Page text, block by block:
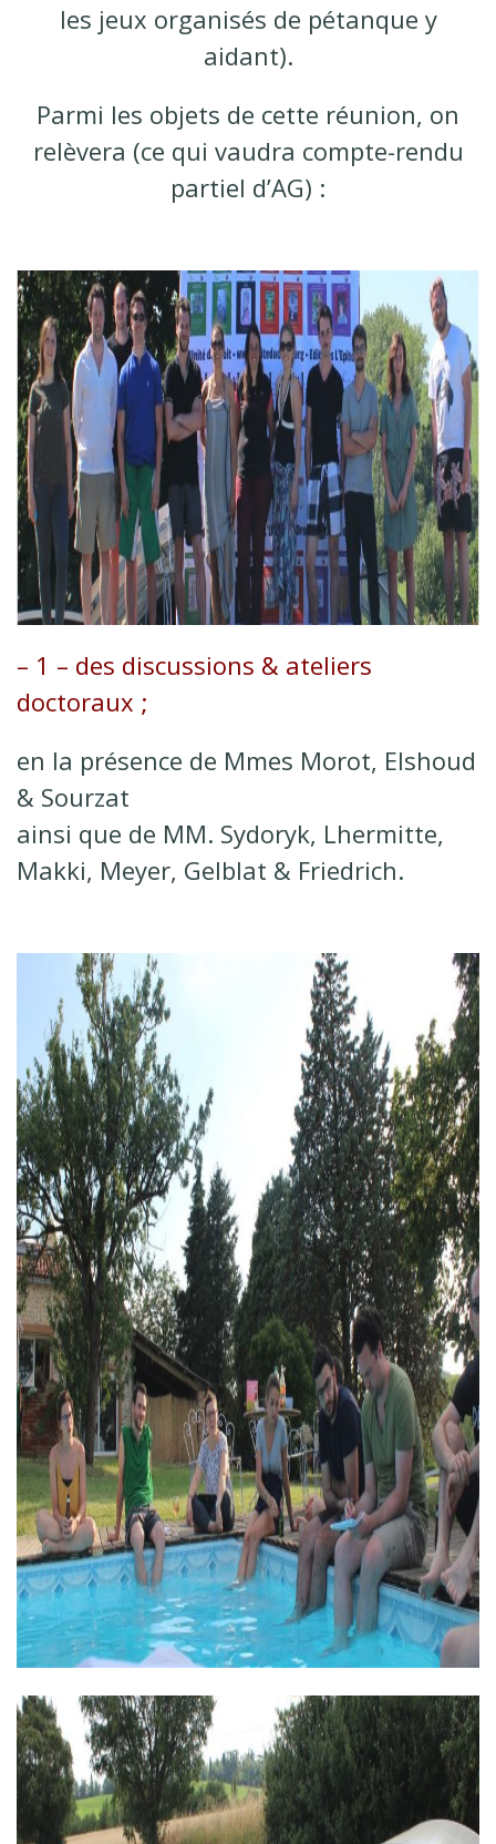
les jeux organisés de pétanque y
aidant).
Parmi les objets de cette réunion, on
relèvera (ce qui vaudra compte-rendu
partiel d’AG) :
– 1 – des discussions & ateliers
doctoraux ;
en la présence de Mmes Morot, Elshoud
& Sourzat
ainsi que de MM. Sydoryk, Lhermitte,
Makki, Meyer, Gelblat & Friedrich.